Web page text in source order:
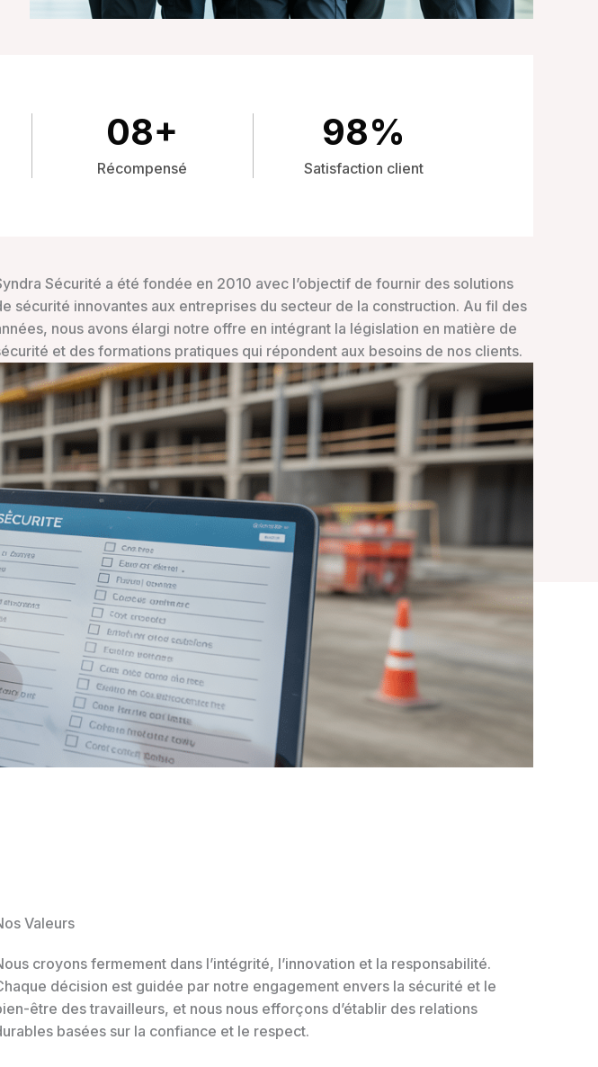
08+
Récompensé
98%
Satisfaction client
Sécurité a été fondée en 2010 avec l’objectif de fournir des solutions
sécurité innovantes aux entreprises du secteur de la construction. Au fil des
nous avons élargi notre offre en intégrant la législation en matière de
et des formations pratiques qui répondent aux besoins de nos clients.
Valeurs
croyons fermement dans l’intégrité, l’innovation et la responsabilité.
décision est guidée par notre engagement envers la sécurité et le
être des travailleurs, et nous nous efforçons d’établir des relations
basées sur la confiance et le respect.